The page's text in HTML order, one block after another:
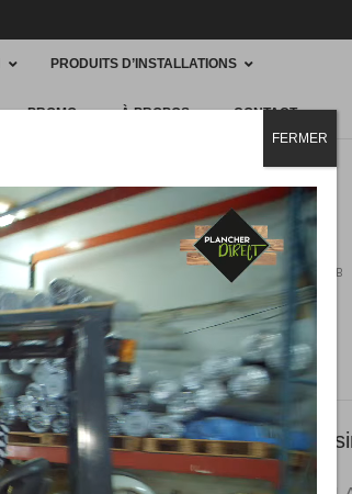
PRODUITS D’INSTALLATIONS
PROMO À PROPOS CONTACT
HOME ROBINET CUISINE 11088QT-B
11088QT-B
$282.99
Robinet de cuisine à poignée
FERMER